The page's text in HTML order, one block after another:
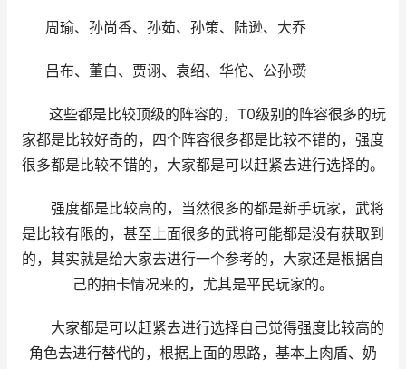
周瑜、孙尚香、孙茹、孙策、陆逊、大乔
吕布、董白、贾诩、袁绍、华佗、公孙瓒
这些都是比较顶级的阵容的，T0级别的阵容很多的玩
家都是比较好奇的，四个阵容很多都是比较不错的，强度
很多都是比较不错的，大家都是可以赶紧去进行选择的。
强度都是比较高的，当然很多的都是新手玩家，武将
是比较有限的，甚至上面很多的武将可能都是没有获取到
的，其实就是给大家去进行一个参考的，大家还是根据自
己的抽卡情况来的，尤其是平民玩家的。
大家都是可以赶紧去进行选择自己觉得强度比较高的
角色去进行替代的，根据上面的思路，基本上肉盾、奶